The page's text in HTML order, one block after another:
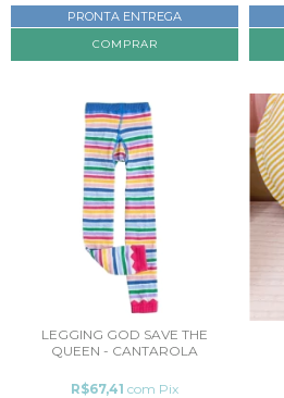
PRONTA ENTREGA
LEGGING GOD SAVE THE
QUEEN - CANTAROLA
R$67,41 com Pix